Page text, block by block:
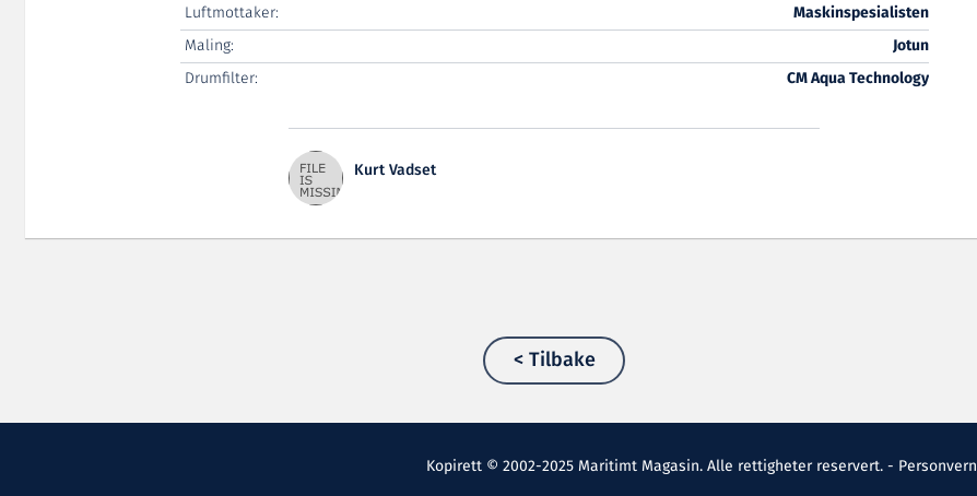
Luftmottaker:
Maskinspesialisten
Maling:
Jotun
Drumfilter:
CM Aqua Technology
Kurt Vadset
< Tilbake
Kopirett © 2002-2025 Maritimt Magasin. Alle rettigheter reservert. -